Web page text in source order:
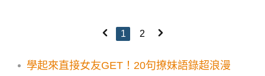
1 2
學起來直接女友GET！20句撩妹語錄超浪漫